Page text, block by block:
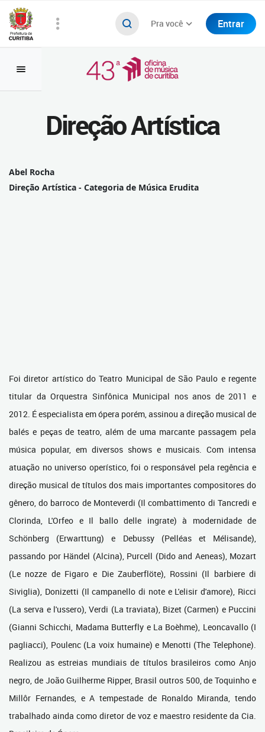
Pra você Entrar
Direção Artística
Abel Rocha
Direção Artística - Categoria de Música Erudita
Foi diretor artístico do Teatro Municipal de São Paulo e regente
titular da Orquestra Sinfônica Municipal nos anos de 2011 e
2012. É especialista em ópera porém, assinou a direção musical de
balés e peças de teatro, além de uma marcante passagem pela
música popular, em diversos shows e musicais. Com intensa
atuação no universo operístico, foi o responsável pela regência e
direção musical de títulos dos mais importantes compositores do
gênero, do barroco de Monteverdi (Il combattimento di Tancredi e
Clorinda, L'Orfeo e Il ballo delle ingrate) à modernidade de
Schönberg (Erwarttung) e Debussy (Pelléas et Mélisande),
passando por Händel (Alcina), Purcell (Dido and Aeneas), Mozart
(Le nozze de Figaro e Die Zauberflöte), Rossini (Il barbiere di
Siviglia), Donizetti (Il campanello di note e L'elisir d'amore), Ricci
(La serva e l'ussero), Verdi (La traviata), Bizet (Carmen) e Puccini
(Gianni Schicchi, Madama Butterfly e La Boèhme), Leoncavallo (I
pagliacci), Poulenc (La voix humaine) e Menotti (The Telephone).
Realizou as estreias mundiais de títulos brasileiros como Anjo
negro, de João Guilherme Ripper, Brasil outros 500, de Toquinho e
Millôr Fernandes, e A tempestade de Ronaldo Miranda, tendo
trabalhado ainda como diretor de voz e maestro residente da Cia.